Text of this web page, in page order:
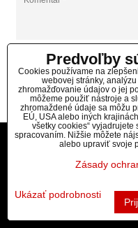
*(Povinné)
Vytvorené pomocou:
Predvoľby
Cookies používame na
webovej stránky,
zhromažďovanie údajov o jej
môžeme použiť nástroje a
zhromaždené údaje sa môžu
EÚ, USA alebo iných
všetky cookies“ vyjadrujete
spracovaním. Nižšie môžete
alebo upraviť svoje
Zásady
Ukázať podrobnosti